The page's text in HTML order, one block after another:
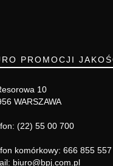
PROMOCJI
10
WARSZAWA
(22) 55 00 700
komórkowy: 666 855 557
biuro@bpj.com.pl